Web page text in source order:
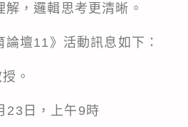
，邏輯思考更清晰。
壇11》活動訊息如下：
。
23日，上午9時